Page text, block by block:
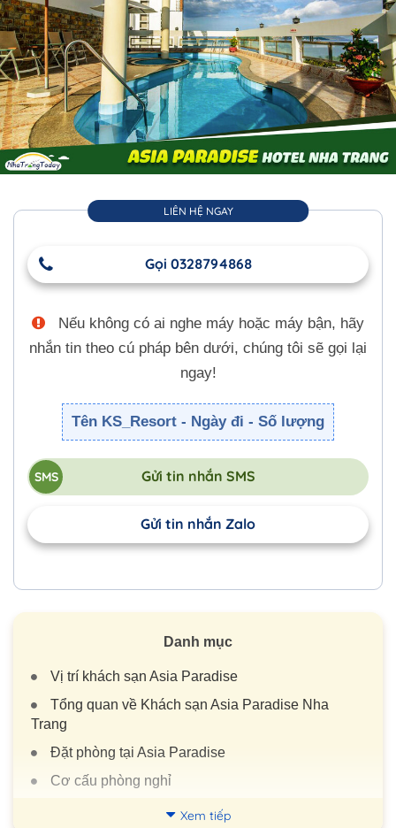
LIÊN HỆ NGAY
Gọi 0328794868
Nếu không có ai nghe máy hoặc máy bận, hãy
nhắn tin theo cú pháp bên dưới, chúng tôi sẽ gọi lại
ngay!
Tên KS_Resort - Ngày đi - Số lượng
Gửi tin nhắn SMS
Gửi tin nhắn Zalo
Danh mục
Vị trí khách sạn Asia Paradise
Tổng quan về Khách sạn Asia Paradise Nha
Trang
Đặt phòng tại Asia Paradise
Cơ cấu phòng nghỉ
Xem tiếp